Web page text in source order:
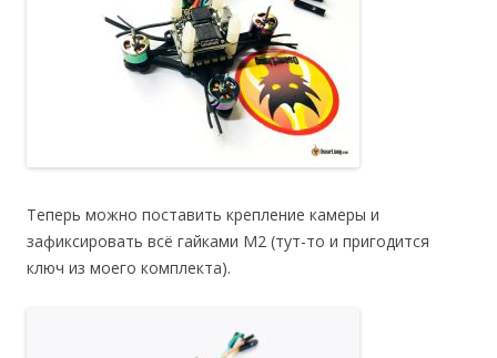
Теперь можно поставить крепление камеры и
зафиксировать всё гайками M2 (тут-то и пригодится
ключ из моего комплекта).